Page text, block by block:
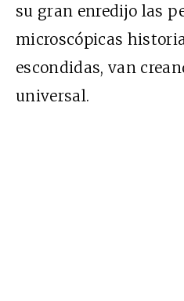
su gran enredijo las
microscópicas
escondidas, van
universal.